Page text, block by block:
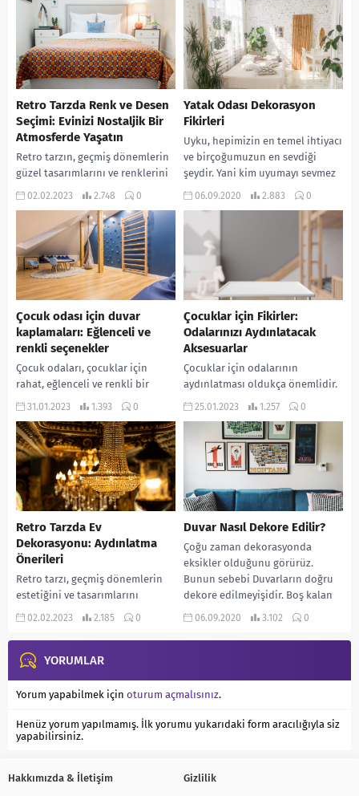
Retro Tarzda Renk ve Desen
Seçimi: Evinizi Nostaljik Bir
Atmosferde Yaşatın
Retro tarzın, geçmiş dönemlerin
güzel tasarımlarını ve renklerini
hatırlamaya dayandığı bir
evinizi nostaljik bir atmosferde
yaşatmanızı...
02.02.2023 2.748 0
Yatak Odası Dekorasyon
Fikirleri
Uyku, hepimizin en temel ihtiyacı
ve birçoğumuzun en sevdiği
şeydir. Yani kim uyumayı sevmez
ki? Uyku kalitemizi etkileyen
06.09.2020 2.883 0
Çocuk odası için duvar
kaplamaları: Eğlenceli ve
renkli seçenekler
Çocuk odaları, çocuklar için
rahat, eğlenceli ve renkli bir
ortam yaratmak için özel olarak
kaplamaları, bu ortamı daha...
31.01.2023 1.393 0
Çocuklar için Fikirler:
Odalarınızı Aydınlatacak
Aksesuarlar
Çocuklar için odalarının
aydınlatması oldukça önemlidir.
Aydınlatma, çocuğunuzun
olmasını sağlar. Ayrıca,
aydınlatma aynı zamanda
odanın...
25.01.2023 1.257 0
Retro Tarzda Ev
Dekorasyonu: Aydınlatma
Önerileri
Retro tarzı, geçmiş dönemlerin
estetiğini ve tasarımlarını
yeniden canlandıran bir
dekorasyonu yaparken
aydınlatma seçimleri de...
02.02.2023 2.185 0
Duvar Nasıl Dekore Edilir?
Çoğu zaman dekorasyonda
eksikler olduğunu görürüz.
Bunun sebebi Duvarların doğru
dekore edilmeyişidir. Boş kalan
duvarlar dekorasyonda boşluk
06.09.2020 3.102 0
YORUMLAR
Yorum yapabilmek için oturum açmalısınız.
Henüz yorum yapılmamış. İlk yorumu yukarıdaki form aracılığıyla siz
yapabilirsiniz.
Hakkımızda & İletişim Gizlilik